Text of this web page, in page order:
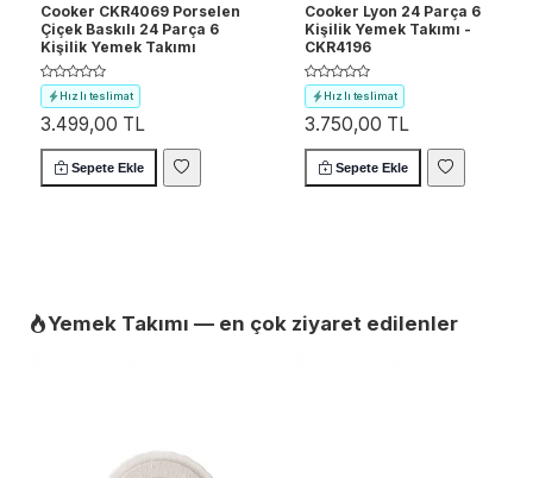
Cooker CKR4069 Porselen
Çiçek Baskılı 24 Parça 6
Kişilik Yemek Takımı
Hızlı teslimat
Ücretsiz kargo
3.499,00 TL
Sepete Ekle
Cooker Lyon 24 Parça 6
Kişilik Yemek Takımı -
CKR4196
Hızlı teslimat
Ücretsiz kargo
3.750,00 TL
Sepete Ekle
Yemek Takımı — en çok ziyaret edilenler